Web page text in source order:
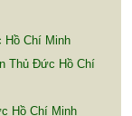
Hồ Chí Minh
Thủ Đức Hồ Chí
Hồ Chí Minh